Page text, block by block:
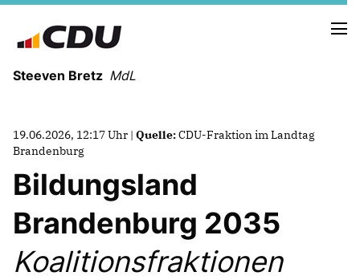
Steeven Bretz MdL
VITA
WAHLKREISBESUCHE
PRESSEFOTOS
MEIN BÜRGERBÜRO
19.06.2026, 12:17 Uhr | Quelle:CDU-Fraktion im Landtag
Brandenburg
Bildungsland
Brandenburg 2035
Koalitionsfraktionen